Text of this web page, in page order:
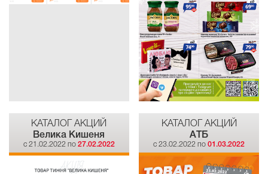
КАТАЛОГ АКЦИЙ
Велика Кишеня
c 21.02.2022 по 27.02.2022
КАТАЛОГ АКЦИЙ
АТБ
c 23.02.2022 по01.03.2022